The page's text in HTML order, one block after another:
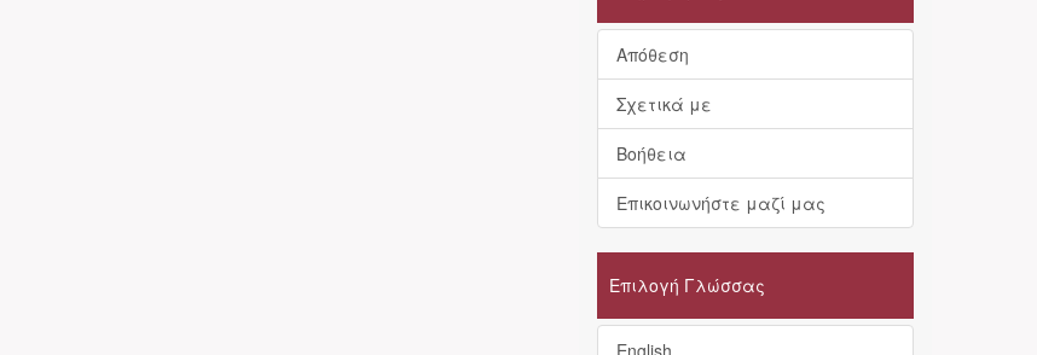
Απόθεση
Σχετικά με
Βοήθεια
Επικοινωνήστε μαζί μας
Επιλογή Γλώσσας
English